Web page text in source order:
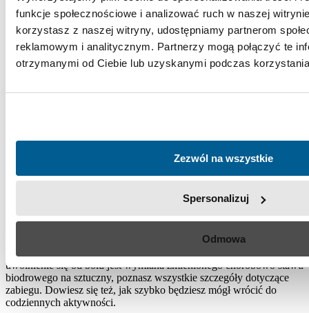
funkcje społecznościowe i analizować ruch w naszej
korzystasz z naszej witryny, udostępniamy partnerom
reklamowym i analitycznym. Partnerzy mogą połączyć te
otrzymanymi od Ciebie lub uzyskanymi podczas
Zezwól na wszystkie
Spersonalizuj
Odmowa
daje dobre połączenie endoprotezy z kością. W praktyce oznacza to
długoterminowe dobre wyniki. Umożliwiają one wczesne
uruchomienie i rozpoczęcie rehabilitacji u pacjenta, i co za tym
idzie, szybki powrót do zdrowia.
Jeśli od jakiegoś czasu odczuwasz dolegliwości bólowe w stawie
biodrowym i masz coraz większe problemy z poruszaniem się,
przyczyną dolegliwości i otrzymasz skuteczną pomoc.
Gdyby okazało się, że jedynym skutecznym i trwałym sposobem na
uwolnienie się od bólu jest wymiana zmienionego chorobowo stawu
biodrowego na sztuczny, poznasz wszystkie szczegóły dotyczące
zabiegu. Dowiesz się też, jak szybko będziesz mógł wrócić do
codziennych aktywności.